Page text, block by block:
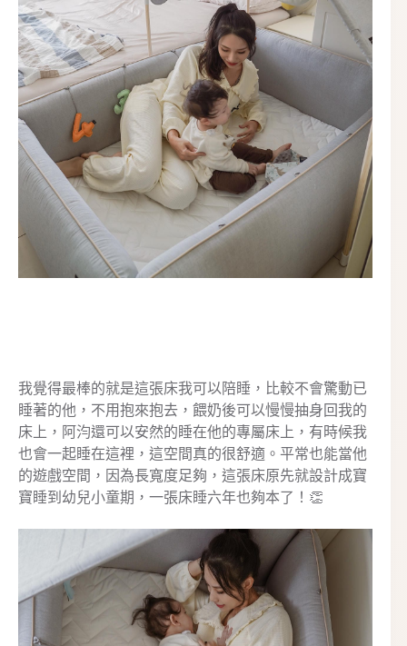
我覺得最棒的就是這張床我可以陪睡，比較不會驚動已
睡著的他，不用抱來抱去，餵奶後可以慢慢抽身回我的
床上，阿汮還可以安然的睡在他的專屬床上，有時候我
也會一起睡在這裡，這空間真的很舒適。平常也能當他
的遊戲空間，因為長寬度足夠，這張床原先就設計成寶
寶睡到幼兒小童期，一張床睡六年也夠本了！👏